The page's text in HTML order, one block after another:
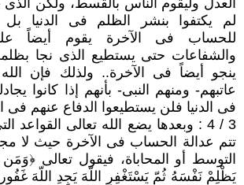
العدل وليقوم الناس بالقسط، ولكن
لم يكتفوا بنشر الظلم فى الدنيا بل
للحساب فى الآخرة يقوم أيضاً
والشفاعات حتى يستطيع الذى نجا
ينجو أيضاً فى الآخرة.. ولذلك فإن
عاتبهم- ومنهم النبى- بأنهم إذا كانوا
فى الدنيا فلن يستطيعوا الدفاع عنهم فى
3 / 4 : وبعدها يضع الله تعالى القواعد
تتم عدالة الحساب فى الآخرة حيث لا
التوسط أو المحاباة، فيقول تعالى
يَظْلِمْ نَفْسَهُ ثُمّ يَسْتَغْفِرِ اللّهَ يَجِدِ اللّهَ